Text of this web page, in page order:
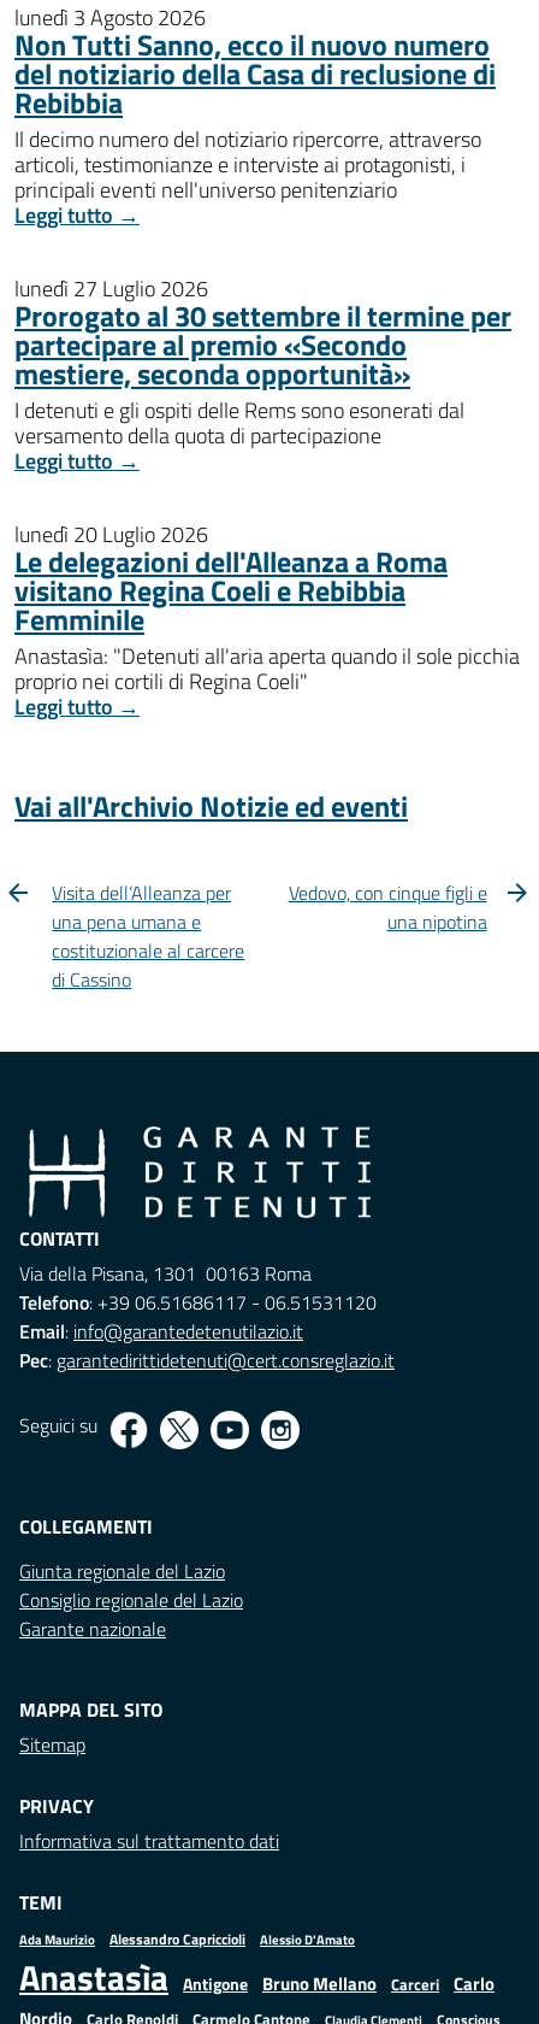
lunedì 3 Agosto 2026
Non Tutti Sanno, ecco il nuovo numero
del notiziario della Casa di reclusione di
Rebibbia
Il decimo numero del notiziario ripercorre, attraverso
articoli, testimonianze e interviste ai protagonisti, i
principali eventi nell'universo penitenziario
Leggi tutto →
lunedì 27 Luglio 2026
Prorogato al 30 settembre il termine per
partecipare al premio «Secondo
mestiere, seconda opportunità»
I detenuti e gli ospiti delle Rems sono esonerati dal
versamento della quota di partecipazione
Leggi tutto →
lunedì 20 Luglio 2026
Le delegazioni dell'Alleanza a Roma
visitano Regina Coeli e Rebibbia
Femminile
Anastasìa: "Detenuti all'aria aperta quando il sole picchia
proprio nei cortili di Regina Coeli"
Leggi tutto →
Vai all'Archivio Notizie ed eventi
Visita dell’Alleanza per
una pena umana e
costituzionale al carcere
di Cassino
Vedovo, con cinque figli e
una nipotina
CONTATTI
Via della Pisana, 1301 00163 Roma
Telefono: +39 06.51686117 - 06.51531120
Email: info@garantedetenutilazio.it
Pec: garantedirittidetenuti@cert.consreglazio.it
Seguici su
COLLEGAMENTI
Giunta regionale del Lazio
Consiglio regionale del Lazio
Garante nazionale
MAPPA DEL SITO
Sitemap
PRIVACY
Informativa sul trattamento dati
TEMI
Ada Maurizio Alessandro Capriccioli Alessio D'Amato
Anastasìa Antigone Bruno Mellano Carceri
Carlo